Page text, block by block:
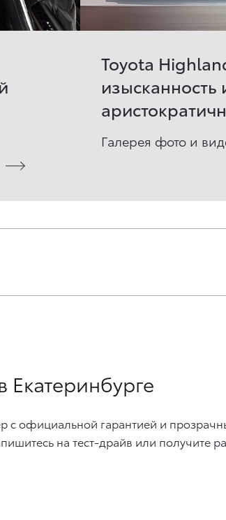
Toyota
изысканность
Галерея фото и
с официальной гарантией и
на тест-драйв или получите